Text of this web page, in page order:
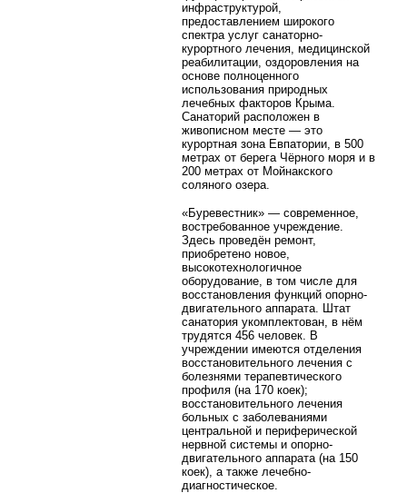
инфраструктурой,
предоставлением широкого
спектра услуг санаторно-
курортного лечения, медицинской
реабилитации, оздоровления на
основе полноценного
использования природных
лечебных факторов Крыма.
Санаторий расположен в
живописном месте — это
курортная зона Евпатории, в 500
метрах от берега Чёрного моря и в
200 метрах от Мойнакского
соляного озера.
«Буревестник» — современное,
востребованное учреждение.
Здесь проведён ремонт,
приобретено новое,
высокотехнологичное
оборудование, в том числе для
восстановления функций опорно-
двигательного аппарата. Штат
санатория укомплектован, в нём
трудятся 456 человек. В
учреждении имеются отделения
восстановительного лечения с
болезнями терапевтического
профиля (на 170 коек);
восстановительного лечения
больных с заболеваниями
центральной и периферической
нервной системы и опорно-
двигательного аппарата (на 150
коек), а также лечебно-
диагностическое.